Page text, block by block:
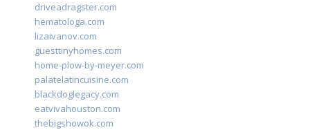
driveadragster.com
hematologa.com
lizaivanov.com
guesttinyhomes.com
home-plow-by-meyer.com
palatelatincuisine.com
blackdoglegacy.com
eatvivahouston.com
thebigshowok.com